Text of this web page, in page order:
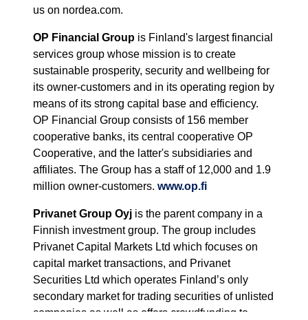
us on nordea.com.
OP Financial Group is Finland's largest financial
services group whose mission is to create
sustainable prosperity, security and wellbeing for
its owner-customers and in its operating region by
means of its strong capital base and efficiency.
OP Financial Group consists of 156 member
cooperative banks, its central cooperative OP
Cooperative, and the latter's subsidiaries and
affiliates. The Group has a staff of 12,000 and 1.9
million owner-customers. www.op.fi
Privanet Group Oyj is the parent company in a
Finnish investment group. The group includes
Privanet Capital Markets Ltd which focuses on
capital market transactions, and Privanet
Securities Ltd which operates Finland’s only
secondary market for trading securities of unlisted
companies as well as offers crowdfunding to